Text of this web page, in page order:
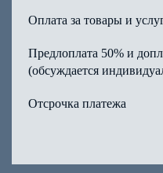
Оплата за товары и
Предлоплата 50% и
(обсуждается
Отсрочка платежа